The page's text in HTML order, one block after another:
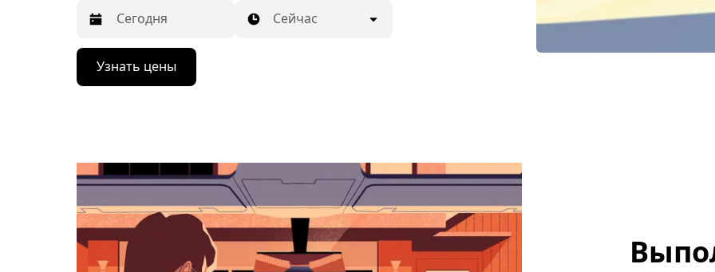
Нажмите
стрелку
вниз,
выбрать
дату.
закрыть
календарь,
нажмите
Esc.
Сейчас
Узнать цены